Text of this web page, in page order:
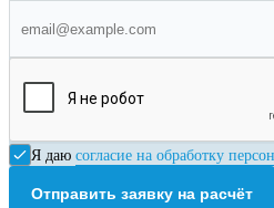
Я даю согласие на обработку
Отправить заявку на расчёт